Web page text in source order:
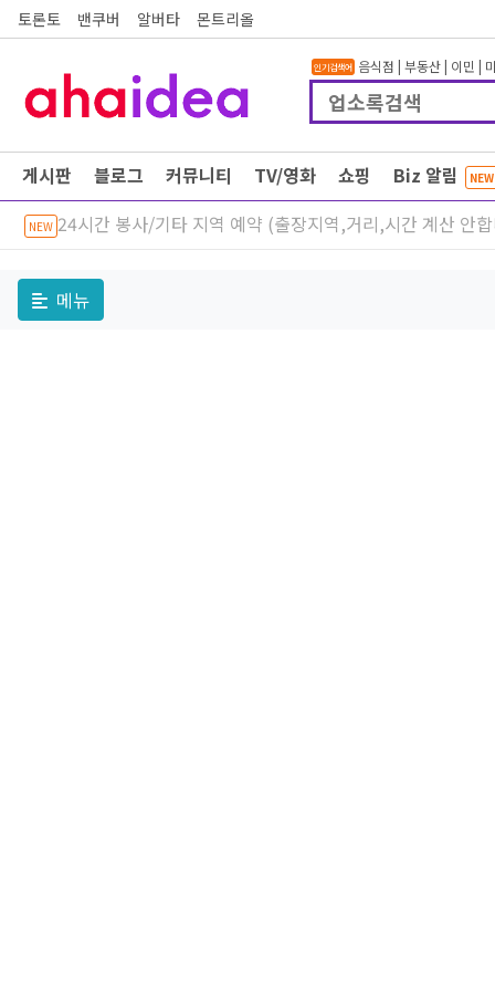
토론토 밴쿠버 알버타 몬트리올
인기검색어 음식점 | 부동산| 이민 |
게시판 블로그 커뮤니티 TV/영화 쇼핑 Biz 알림 NEW
NEW 24시간 봉사/기타 지역 예약 (출장지역,거리,시간 계산 안
메뉴